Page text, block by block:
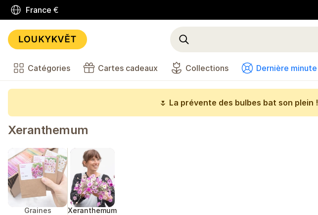
France €
Catégories Cartes cadeaux Collections Dernière minute
🌷 La prévente des bulbes bat son plein !
Xeranthemum
Graines Xeranthemum